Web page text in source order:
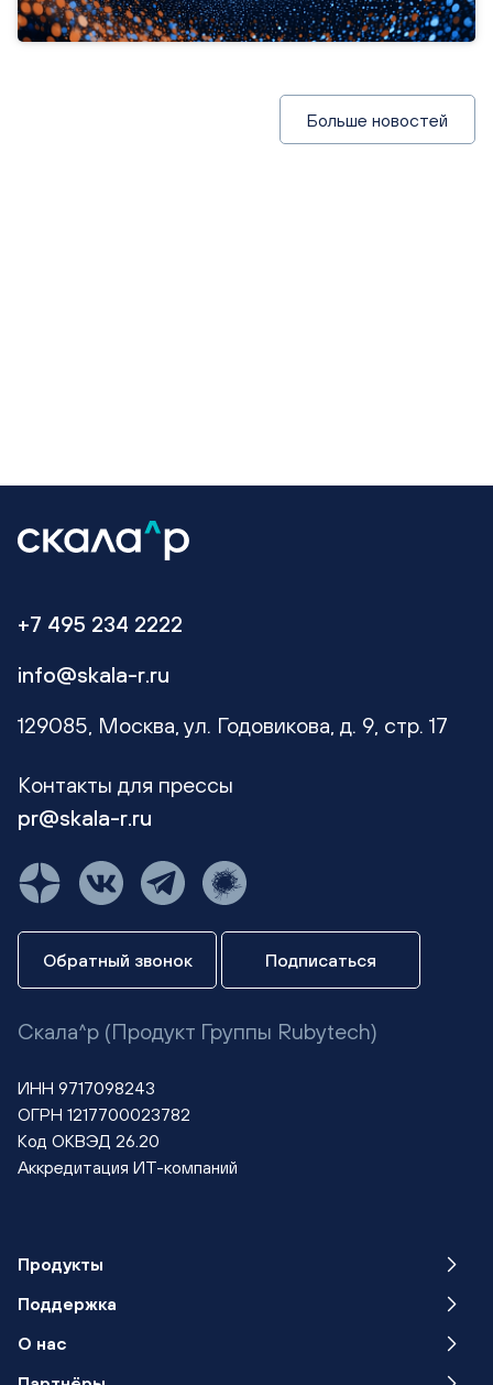
Больше новостей
+7 495 234 2222
info@skala-r.ru
129085, Москва, ул. Годовикова, д. 9, стр. 17
Контакты для прессы
pr@skala-r.ru
Обратный звонок Подписаться
Скала^р (Продукт Группы Rubytech)
ИНН 9717098243
ОГРН 1217700023782
Код ОКВЭД 26.20
Аккредитация ИТ-компаний
Продукты
Поддержка
О нас